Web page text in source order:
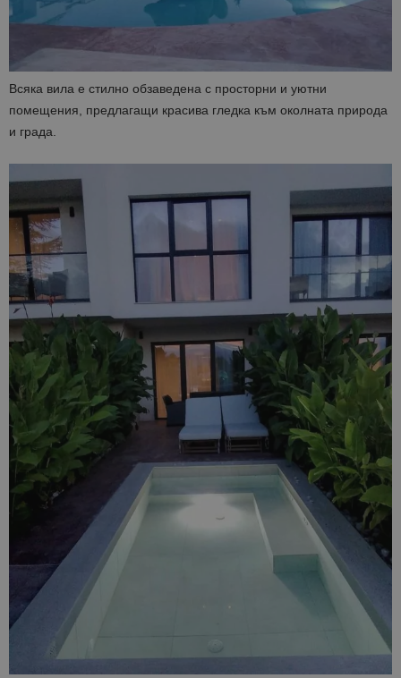
Всяка вила е стилно обзаведена с просторни и уютни
помещения, предлагащи красива гледка към околната природа
и града.